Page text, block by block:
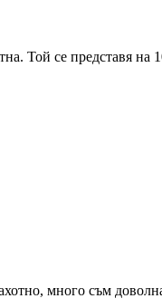
Той се представя
много съм